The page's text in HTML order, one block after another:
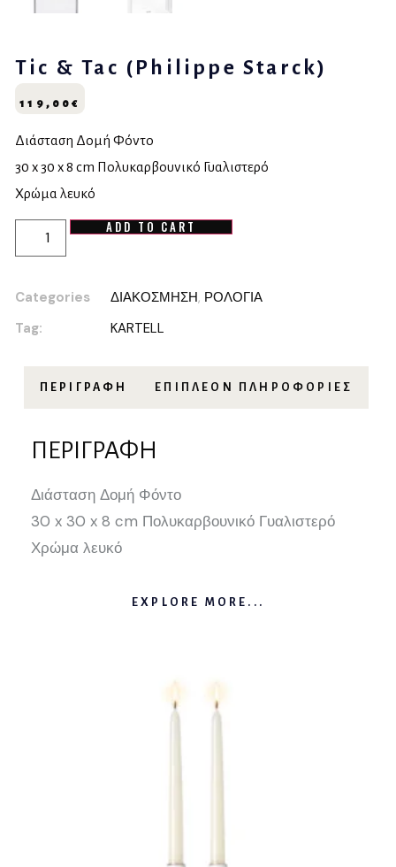
Tic & Tac (Philippe Starck)
119,00€
Διάσταση Δομή Φόντο
30 x 30 x 8 cm Πολυκαρβουνικό Γυαλιστερό
Χρώμα λευκό
ADD TO CART
Categories ΔΙΑΚΟΣΜΗΣΗ, ΡΟΛΟΓΙΑ
Tag:
KARTELL
ΠΕΡΙΓΡΑΦΉ ΕΠΙΠΛΈΟΝ ΠΛΗΡΟΦΟΡΊΕΣ
ΠΕΡΙΓΡΑΦΉ
Διάσταση Δομή Φόντο
30 x 30 x 8 cm Πολυκαρβουνικό Γυαλιστερό
Χρώμα λευκό
EXPLORE MORE...